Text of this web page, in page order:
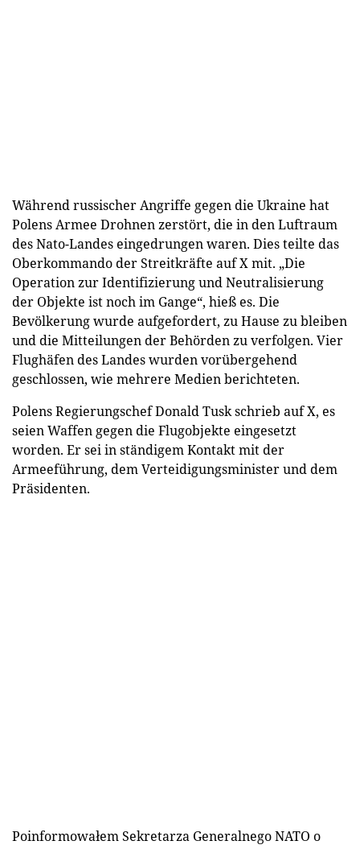
Während russischer Angriffe gegen die Ukraine hat
Polens Armee Drohnen zerstört, die in den Luftraum
des Nato-Landes eingedrungen waren. Dies teilte das
Oberkommando der Streitkräfte auf X mit. „Die
Operation zur Identifizierung und Neutralisierung
der Objekte ist noch im Gange“, hieß es. Die
Bevölkerung wurde aufgefordert, zu Hause zu bleiben
und die Mitteilungen der Behörden zu verfolgen. Vier
Flughäfen des Landes wurden vorübergehend
geschlossen, wie mehrere Medien berichteten.
Polens Regierungschef Donald Tusk schrieb auf X, es
seien Waffen gegen die Flugobjekte eingesetzt
worden. Er sei in ständigem Kontakt mit der
Armeeführung, dem Verteidigungsminister und dem
Präsidenten.
Poinformowałem Sekretarza Generalnego NATO o